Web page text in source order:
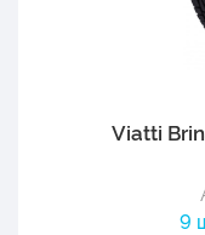
Viatti
9